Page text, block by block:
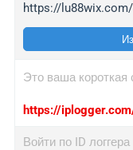
https://lu88wix.com/
Это ваша короткая
https://
Войти по ID логгера